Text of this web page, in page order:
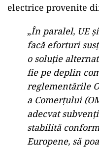
electrice provenite
„În paralel, UE
facă eforturi
o soluţie
fie pe deplin
reglementările
a Comerţului
adecvat
stabilită
Europene, să